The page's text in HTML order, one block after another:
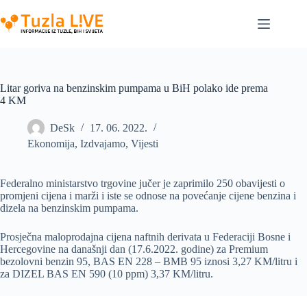
to
content
Litar goriva na benzinskim pumpama u BiH polako ide prema
4 KM
DeSk
17. 06. 2022.
Ekonomija, Izdvajamo, Vijesti
Federalno ministarstvo trgovine jučer je zaprimilo 250 obavijesti o
promjeni cijena i marži i iste se odnose na povećanje cijene benzina i
dizela na benzinskim pumpama.
Prosječna maloprodajna cijena naftnih derivata u Federaciji Bosne i
Hercegovine na današnji dan (17.6.2022. godine) za Premium
bezolovni benzin 95, BAS EN 228 – BMB 95 iznosi 3,27 KM/litru i
za DIZEL BAS EN 590 (10 ppm) 3,37 KM/litru.